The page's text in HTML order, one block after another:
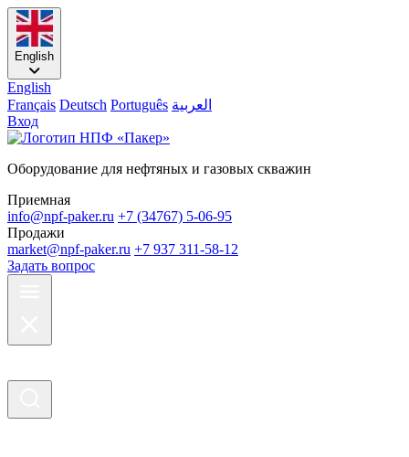
English
English
Français Deutsch Português العربية
Вход
Оборудование для нефтяных и газовых скважин
Приемная
info@npf-paker.ru +7 (34767) 5-06-95
Продажи
market@npf-paker.ru +7 937 311-58-12
Задать вопрос